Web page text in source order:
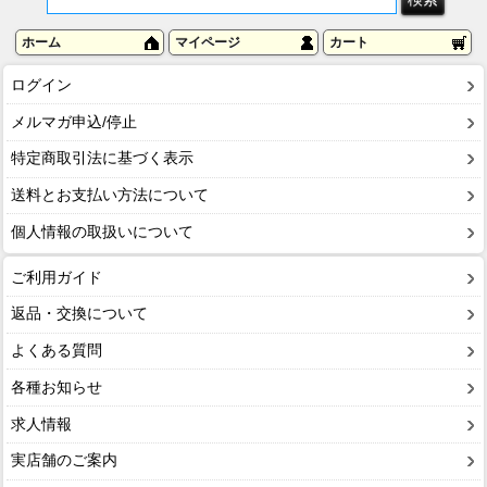
ホーム マイページ カート
ログイン
メルマガ申込/停止
特定商取引法に基づく表示
送料とお支払い方法について
個人情報の取扱いについて
ご利用ガイド
返品・交換について
よくある質問
各種お知らせ
求人情報
実店舗のご案内